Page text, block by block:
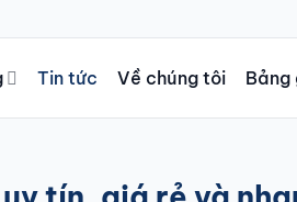
Tin tức Về chúng tôi Bảng